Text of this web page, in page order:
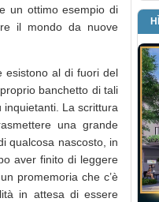
un ottimo esempio di
il mondo da nuove
esistono al di fuori del
banchetto di tali
La scrittura
una grande
qualcosa nascosto, in
aver finito di leggere
promemoria che c’è
in attesa di essere